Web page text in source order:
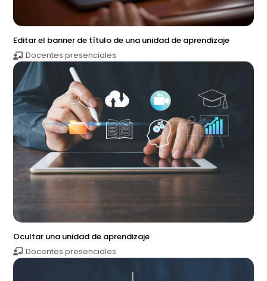
Editar el banner de título de una unidad de aprendizaje
Docentes presenciales
Ocultar una unidad de aprendizaje
Docentes presenciales